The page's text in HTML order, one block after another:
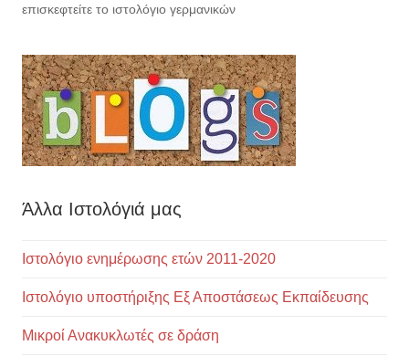
επισκεφτείτε το ιστολόγιο γερμανικών
Άλλα Ιστολόγιά μας
Ιστολόγιο ενημέρωσης ετών 2011-2020
Ιστολόγιο υποστήριξης Εξ Αποστάσεως Εκπαίδευσης
Μικροί Ανακυκλωτές σε δράση